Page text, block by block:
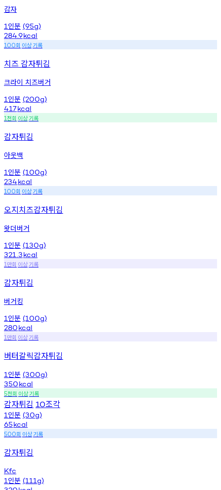
감자
1 인분 (95g)
284.9kcal
100회 이상기록
치즈 감자튀김
크라이 치즈버거
1 인분 (200g)
417kcal
1천회 이상기록
감자튀김
아웃백
1 인분 (100g)
234kcal
100회 이상기록
오지치즈감자튀김
왓더버거
1 인분 (130g)
321.3kcal
1 만회 이상기록
감자튀김
버거킹
1 인분 (100g)
280kcal
1 만회 이상기록
버터갈릭감자튀김
1 인분 (300g)
350kcal
5천회 이상기록
감자튀김 10조각
1 인분 (30g)
65kcal
500회 이상기록
감자튀김
Kfc
1 인분 (111g)